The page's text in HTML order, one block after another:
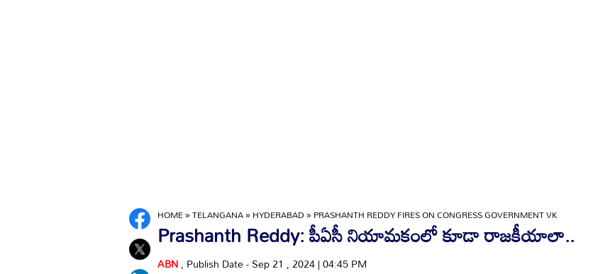
HOME»TELANGANA»HYDERABAD»PRASHANTH REDDY FIRES ON CONGRESS GOVERNMENT VK
Prashanth Reddy: పీఏసీ నియామకంలో కూడా రాజకీయాలా..
ABN, Publish Date - Sep 21 , 2024 | 04:45 PM